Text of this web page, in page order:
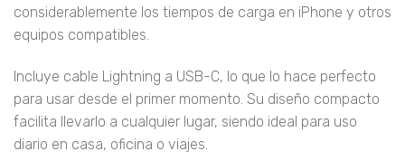
considerablemente los tiempos de carga en iPhone y otros
equipos compatibles.
Incluye cable Lightning a USB-C, lo que lo hace perfecto
para usar desde el primer momento. Su diseño compacto
facilita llevarlo a cualquier lugar, siendo ideal para uso
diario en casa, oficina o viajes.